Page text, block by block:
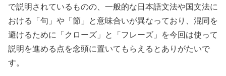
で説明されているものの、一般的な日本語文法や国文法に
おける「句」や「節」と意味合いが異なっており、混同を
避けるために「クローズ」と「フレーズ」を今回は使って
説明を進める点を念頭に置いてもらえるとありがたいで
す。